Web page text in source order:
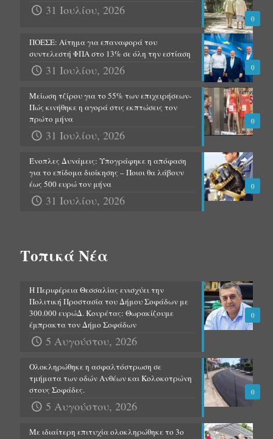
0
31 Ιουλίου, 2026
0
ΠΟΕΣΕ: Αίτημα για επαναφορά του
συντελεστή ΦΠΑ στο 13% σε όλη την εστίαση
31 Ιουλίου, 2026
0
Μείωση τζίρου για το 55% των επιχειρήσεων-
Πώς κινήθηκε η αγορά στις εκπτώσεις τον
πρώτο μήνα
31 Ιουλίου, 2026
0
Ένοπλες Δυνάμεις: Υπογράφηκε η απόφαση
για το επίδομα διοίκησης – Ποιοι θα λάβουν
έως 500 ευρώ τον μήνα
31 Ιουλίου, 2026
Τοπικά Νέα
0
Η Περιφέρεια Θεσσαλίας ενισχύει την
Πολιτική Προστασία του Δήμου Σοφάδων με
300.000 ευρώΔ. Κουρέτας: Θωρακίζουμε
έμπρακτα τον Δήμο Σοφάδων
5 Αυγούστου, 2026
0
Ολοκληρώθηκε η ασφαλτόστρωση σε
τμήματα των οδών Ανθέων και Κολοκοτρώνη
στους Σοφάδες.
5 Αυγούστου, 2026
Με ιδιαίτερη επιτυχία ολοκληρώθηκε το 3ο